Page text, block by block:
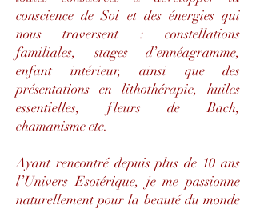
conscience de Soi et des énergies qui
nous traversent : constellations
familiales, stages d’ennéagramme,
enfant intérieur, ainsi que des
présentations en lithothérapie, huiles
essentielles, fleurs de Bach,
chamanisme etc.
Ayant rencontré depuis plus de 10 ans
l’Univers Esotérique, je me passionne
naturellement pour la beauté du monde